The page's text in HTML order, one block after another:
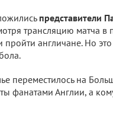
представители
трансляцию матча
англичане. Но
переместилось на
фанатами Англии, а